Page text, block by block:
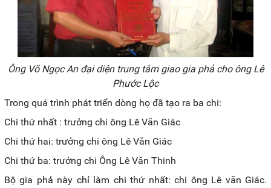
Ông Võ Ngọc An đại diện trung tâm giao gia phả cho ông Lê
Phước Lộc
Trong quá trình phát triển dòng họ đã tạo ra ba chi:
Chi thứ nhất : trưởng chi ông Lê Văn Giác
Chi thứ hai: trưởng chi ông Lê Văn Giác
Chi thứ ba: trưởng chi Ông Lê Văn Thinh
Bộ gia phả này chỉ làm chi thứ nhất: chi ông Lê văn Giác.